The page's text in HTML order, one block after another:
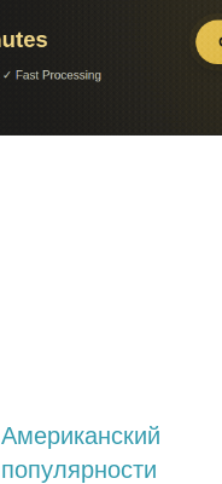
популярности